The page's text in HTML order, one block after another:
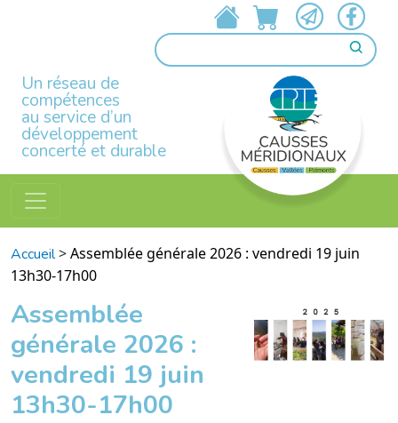
Un réseau de
compétences
au service d’un
développement
concerté et durable
Accueil>Assemblée générale 2026 : vendredi 19 juin
13h30-17h00
Assemblée
générale 2026 :
vendredi 19 juin
13h30-17h00